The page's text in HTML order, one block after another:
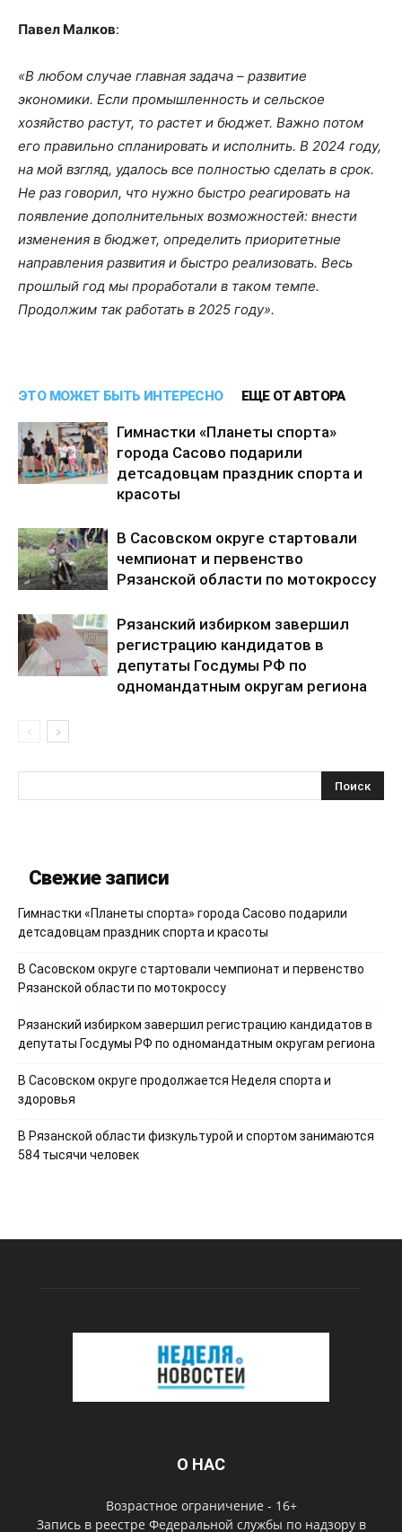
Павел Малков:
«В любом случае главная задача – развитие
экономики. Если промышленность и сельское
хозяйство растут, то растет и бюджет. Важно потом
его правильно спланировать и исполнить. В 2024 году,
на мой взгляд, удалось все полностью сделать в срок.
Не раз говорил, что нужно быстро реагировать на
появление дополнительных возможностей: внести
изменения в бюджет, определить приоритетные
направления развития и быстро реализовать. Весь
прошлый год мы проработали в таком темпе.
Продолжим так работать в 2025 году».
ЭТО МОЖЕТ БЫТЬ ИНТЕРЕСНО ЕЩЕ ОТ АВТОРА
Гимнастки «Планеты спорта»
города Сасово подарили
детсадовцам праздник спорта и
красоты
В Сасовском округе стартовали
чемпионат и первенство
Рязанской области по мотокроссу
Рязанский избирком завершил
регистрацию кандидатов в
депутаты Госдумы РФ по
одномандатным округам региона
Свежие записи
Гимнастки «Планеты спорта» города Сасово подарили
детсадовцам праздник спорта и красоты
В Сасовском округе стартовали чемпионат и первенство
Рязанской области по мотокроссу
Рязанский избирком завершил регистрацию кандидатов в
депутаты Госдумы РФ по одномандатным округам региона
В Сасовском округе продолжается Неделя спорта и
здоровья
В Рязанской области физкультурой и спортом занимаются
584 тысячи человек
О НАС
Возрастное ограничение - 16+
Запись в реестре Федеральной службы по надзору в